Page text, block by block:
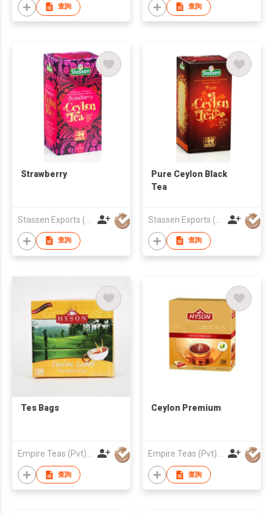
查詢 查詢
Strawberry
查詢
Pure Ceylon Black
Tea
查詢
Tes Bags
查詢
Ceylon Premium
查詢